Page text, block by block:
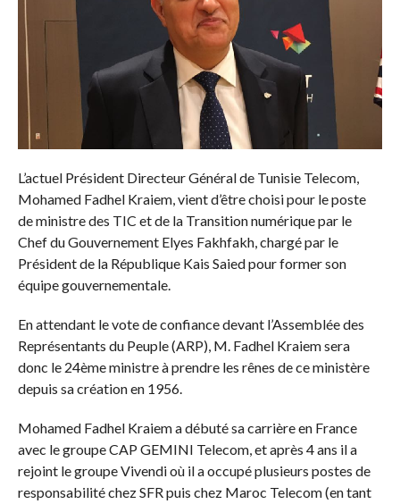
L’actuel Président Directeur Général de Tunisie Telecom,
Mohamed Fadhel Kraiem, vient d’être choisi pour le poste
de ministre des TIC et de la Transition numérique par le
Chef du Gouvernement Elyes Fakhfakh, chargé par le
Président de la République Kais Saied pour former son
équipe gouvernementale.
En attendant le vote de confiance devant l’Assemblée des
Représentants du Peuple (ARP), M. Fadhel Kraiem sera
donc le 24ème ministre à prendre les rênes de ce ministère
depuis sa création en 1956.
Mohamed Fadhel Kraiem a débuté sa carrière en France
avec le groupe CAP GEMINI Telecom, et après 4 ans il a
rejoint le groupe Vivendi où il a occupé plusieurs postes de
responsabilité chez SFR puis chez Maroc Telecom (en tant